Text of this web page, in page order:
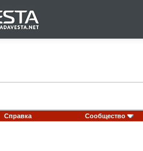
Справка Сообщество